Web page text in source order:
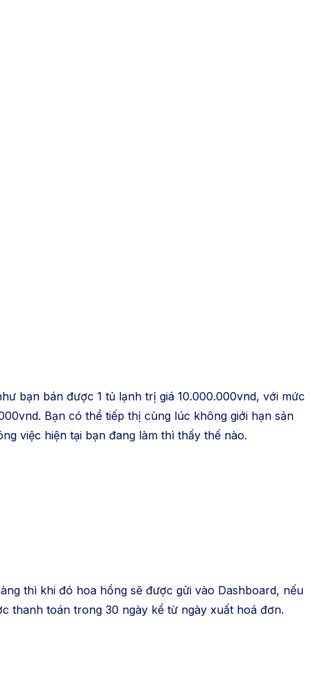
bạn bán được 1 tủ lạnh trị giá 10.000.000vnd, với mức
Bạn có thể tiếp thị cùng lúc không giới hạn sản
việc hiện tại bạn đang làm thì thấy thế nào.
thì khi đó hoa hồng sẽ được gửi vào Dashboard, nếu
thanh toán trong 30 ngày kể từ ngày xuất hoá đơn.